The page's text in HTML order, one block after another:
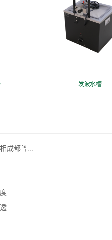
发波水槽
成都普...